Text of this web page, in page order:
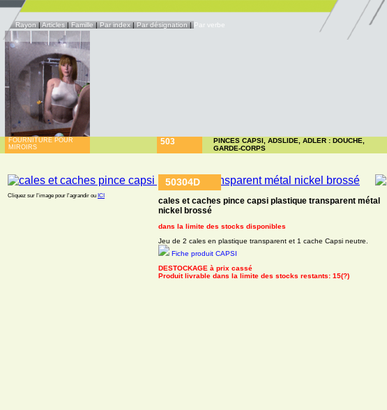
Rayon|Articles|Famille|Par index|Par désignation|Par verbe
FOURNITURE POUR
MIROIRS
503
PINCES CAPSI, ADSLIDE, ADLER : DOUCHE,
GARDE-CORPS
Cliquez sur l'image pour l'agrandir ou ICI
50304D
cales et caches pince capsi plastique transparent métal
nickel brossé
dans la limite des stocks disponibles
Jeu de 2 cales en plastique transparent et 1 cache Capsi neutre.
Fiche produit CAPSI
DESTOCKAGE à prix cassé
Produit livrable dans la limite des stocks restants: 15(?)